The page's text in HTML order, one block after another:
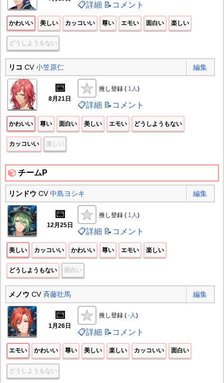
📋詳細 📝コメント
かわいい 美しい カッコいい 尊い エモい 面白い 楽しい
どうしようもない
リコ CV小笠原仁 編集
📅
8月21日
推し登録 ( 1人 )
📋詳細 📝コメント
かわいい 尊い 面白い 美しい エモい どうしようもない
カッコいい 楽しい
チームP
リンドウ CV中島ヨシキ 編集
📅
12月25日
推し登録 ( 1人 )
📋詳細 📝コメント
美しい カッコいい かわいい 尊い エモい 楽しい
どうしようもない 面白い
メノウ CV 斉藤壮馬 編集
📅
1月26日
推し登録 ( -人)
📋詳細 📝コメント
エモい かわいい 尊い 美しい 楽しい カッコいい 面白い
どうしようもない